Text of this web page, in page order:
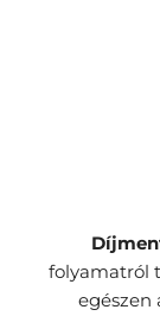
folyamatról